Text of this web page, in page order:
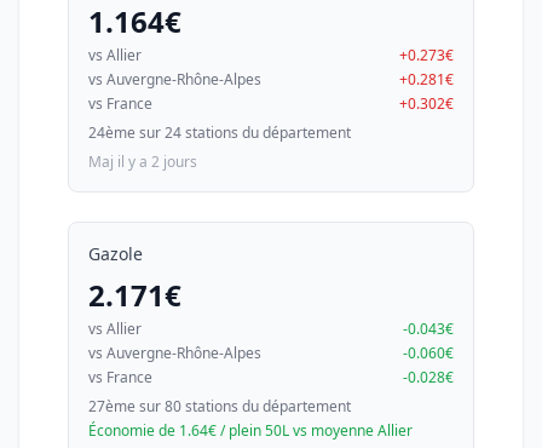
1.164€
vs Allier
+0.273€
vs Auvergne-Rhône-Alpes
+0.281€
vs France
+0.302€
24ème sur 24 stations du département
Maj il y a 2 jours
Gazole
2.171€
vs Allier
-0.043€
vs Auvergne-Rhône-Alpes
-0.060€
vs France
-0.028€
27ème sur 80 stations du département
Économie de 1.64€ / plein 50L vs moyenne Allier